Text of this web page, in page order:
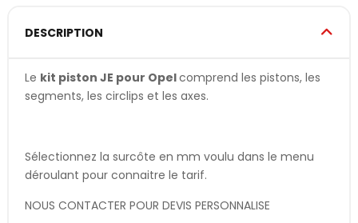
DESCRIPTION
Le kit piston JE pour Opelcomprend les pistons, les
segments, les circlips et les axes.
Sélectionnez la surcôte en mm voulu dans le menu
déroulant pour connaitre le tarif.
NOUS CONTACTER POUR DEVIS PERSONNALISE